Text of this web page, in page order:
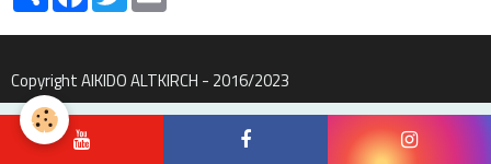
Copyright AIKIDO ALTKIRCH - 2016/2023